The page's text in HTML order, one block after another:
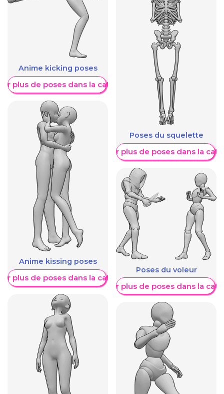
Anime kicking poses
plus de poses dans la catégorie
Anime kissing poses
plus de poses dans la catégorie
Poses du squelette
Afficher plus de poses dans la
Poses du voleur
Afficher plus de poses dans la